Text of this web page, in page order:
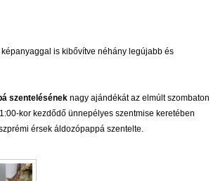
is kibővítve néhány legújabb és
szentelésének nagy ajándékát az elmúlt szombaton
kor kezdődő ünnepélyes szentmise keretében
érsek áldozópappá szentelte.